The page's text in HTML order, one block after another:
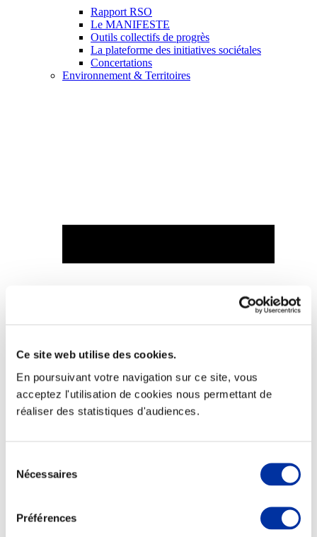
Ce site web utilise des cookies.
En poursuivant votre navigation sur ce site, vous
acceptez l'utilisation de cookies nous permettant de
réaliser des statistiques d'audiences.
Nécessaires
Préférences
Rapport RSO
Le MANIFESTE
Outils collectifs de progrès
La plateforme des initiatives sociétales
Concertations
Environnement & Territoires
Economie de ressources
Bien-être, Protection et Santé des animaux